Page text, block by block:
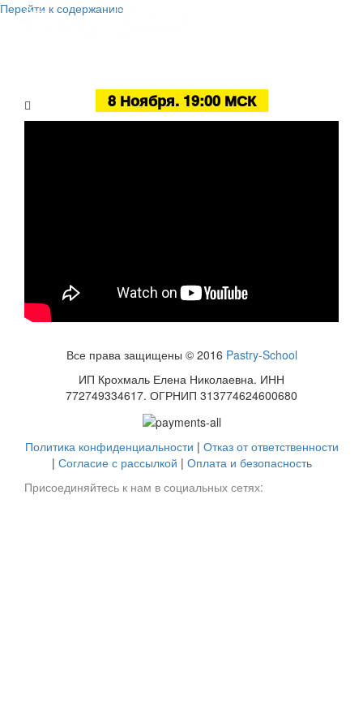
Перейти к содержанию
шоколадом»
8 Ноября. 19:00 МСК
Все права защищены © 2016 Pastry-School
ИП Крохмаль Елена Николаевна. ИНН
772749334617. ОГРНИП 313774624600680
Политика конфиденциальности | Отказ от ответственности
| Согласие с рассылкой | Оплата и безопасность
Присоединяйтесь к нам в социальных сетях: